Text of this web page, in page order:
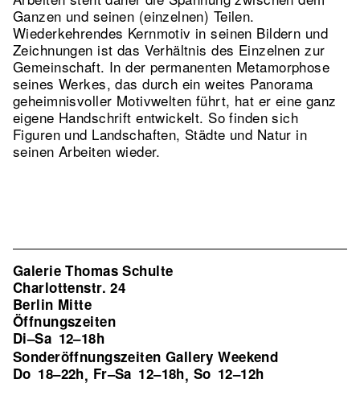
Ganzen und seinen (einzelnen) Teilen.
Wiederkehrendes Kernmotiv in seinen Bildern und
Zeichnungen ist das Verhältnis des Einzelnen zur
Gemeinschaft. In der permanenten Metamorphose
seines Werkes, das durch ein weites Panorama
geheimnisvoller Motivwelten führt, hat er eine ganz
eigene Handschrift entwickelt. So finden sich
Figuren und Landschaften, Städte und Natur in
seinen Arbeiten wieder.
Galerie Thomas Schulte
Charlottenstr. 24
Berlin Mitte
Öffnungszeiten
Di–Sa 12–18h
Sonderöffnungszeiten Gallery Weekend
Do 18–22h, Fr–Sa 12–18h, So 12–12h